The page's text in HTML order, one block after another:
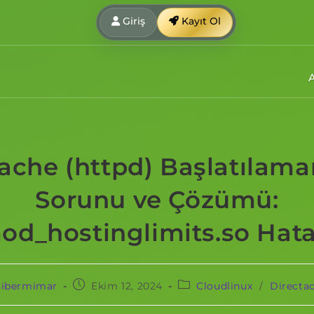
Giriş Kayıt Ol
(httpd)
Sorunu ve Çözümü:
Ekim 12, 2024 Cloudlinux /